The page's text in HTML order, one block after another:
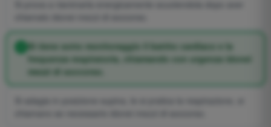
Si tiene sotto monitoraggio il battito cardiaco e la
frequenza respiratoria, chiamando con urgenza idonei
mezzi di soccorso.